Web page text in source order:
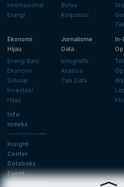
Internasional
Energi
Bursa
Korporasi
Ekonomi
Hijau
Energi Baru
Ekonomi
Sirkular
Investasi
Hijau
Jurnalisme
Data
Infografik
Analisis
Cek Data
In-
Info
Indeks
Insight
Center
Databoks
Event
KatadataOto